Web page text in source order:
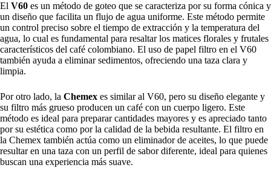
El V60 es un método de goteo que se caracteriza por su forma cónica y
un diseño que facilita un flujo de agua uniforme. Este método permite
un control preciso sobre el tiempo de extracción y la temperatura del
agua, lo cual es fundamental para resaltar los matices florales y frutales
característicos del café colombiano. El uso de papel filtro en el V60
también ayuda a eliminar sedimentos, ofreciendo una taza clara y
limpia.
Por otro lado, la Chemex es similar al V60, pero su diseño elegante y
su filtro más grueso producen un café con un cuerpo ligero. Este
método es ideal para preparar cantidades mayores y es apreciado tanto
por su estética como por la calidad de la bebida resultante. El filtro en
la Chemex también actúa como un eliminador de aceites, lo que puede
resultar en una taza con un perfil de sabor diferente, ideal para quienes
buscan una experiencia más suave.